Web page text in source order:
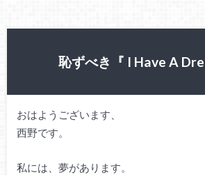
恥ずべき『 I Have A
おはようございます、
西野です。
私には、夢があります。